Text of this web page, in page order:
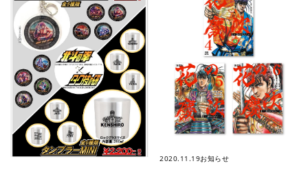
2020.11.19お知らせ